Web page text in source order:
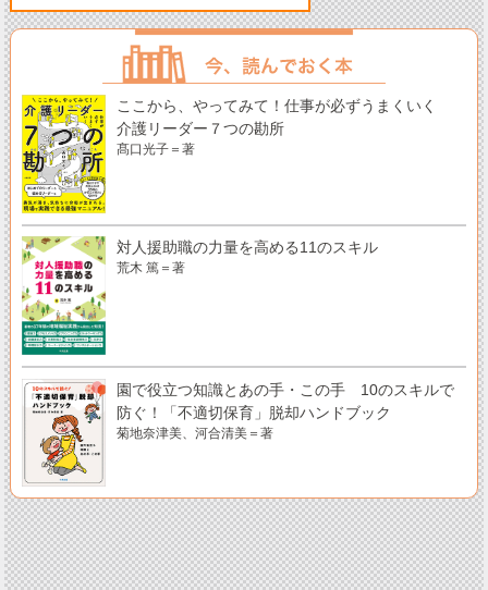
ここから、やってみて！仕事が必ずうまくいく
介護リーダー７つの勘所
髙口光子＝著
対人援助職の力量を高める11のスキル
荒木 篤＝著
園で役立つ知識とあの手・この手 10のスキルで
防ぐ！「不適切保育」脱却ハンドブック
菊地奈津美、河合清美＝著